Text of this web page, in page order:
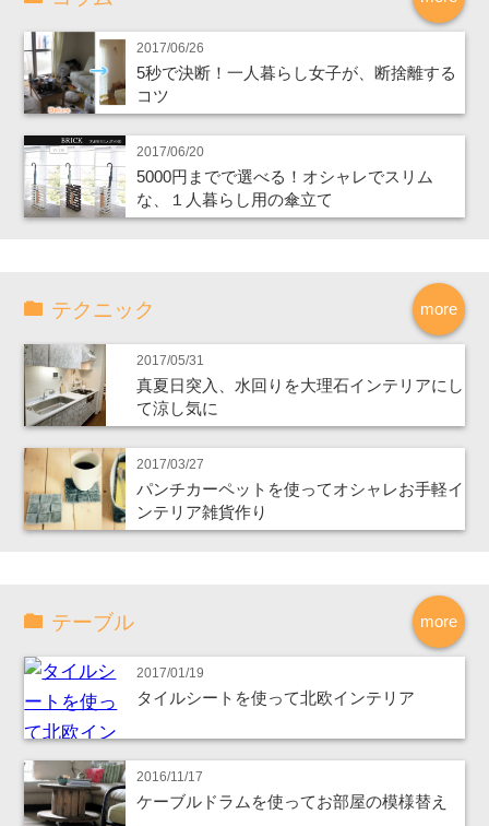
2017/06/26
5秒で決断！一人暮らし女子が、断捨離する
コツ
2017/06/20
5000円までで選べる！オシャレでスリム
な、１人暮らし用の傘立て
more
テクニック
2017/05/31
真夏日突入、水回りを大理石インテリアにし
て涼し気に
2017/03/27
パンチカーペットを使ってオシャレお手軽イ
ンテリア雑貨作り
more
テーブル
2017/01/19
タイルシートを使って北欧インテリア
2016/11/17
ケーブルドラムを使ってお部屋の模様替え